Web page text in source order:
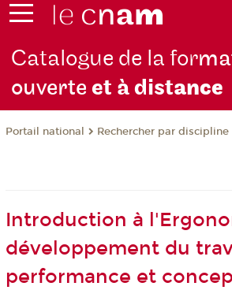
Catalogue de la for
ouverteet à distance
Portail national Rechercher par discipline
Introduction à
développement du
performance et